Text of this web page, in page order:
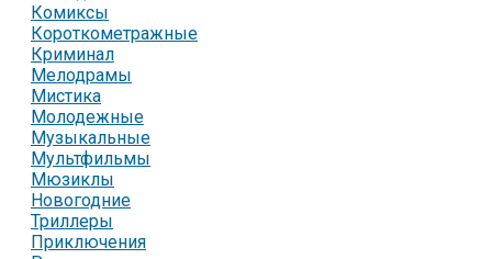
Комиксы
Короткометражные
Криминал
Мелодрамы
Мистика
Молодежные
Музыкальные
Мультфильмы
Мюзиклы
Новогодние
Триллеры
Приключения